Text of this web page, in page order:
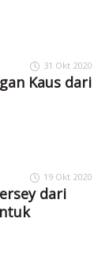
31 Okt 2020
Kaus dari
19 Okt 2020
dari